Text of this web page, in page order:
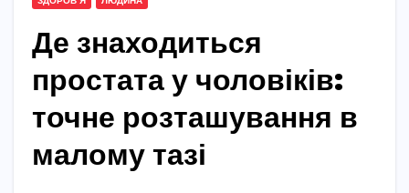
Де знаходиться
простата у чоловіків:
точне розташування в
малому тазі